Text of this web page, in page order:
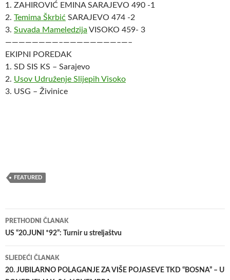
1. ZAHIROVIĆ EMINA SARAJEVO 490 -1
2. Temima Škrbić SARAJEVO 474 -2
3. Suvada Mameledzija VISOKO 459- 3
————————–————————–—–
EKIPNI POREDAK
1. SD SIS KS – Sarajevo
2. Usov Udruženje Slijepih Visoko
3. USG – Živinice
FEATURED
Navigacija
članaka
PRETHODNI ČLANAK
US “20.JUNI *92”: Turnir u streljaštvu
SLJEDEĆI ČLANAK
20. JUBILARNO POLAGANJE ZA VIŠE POJASEVE TKD “BOSNA” – U